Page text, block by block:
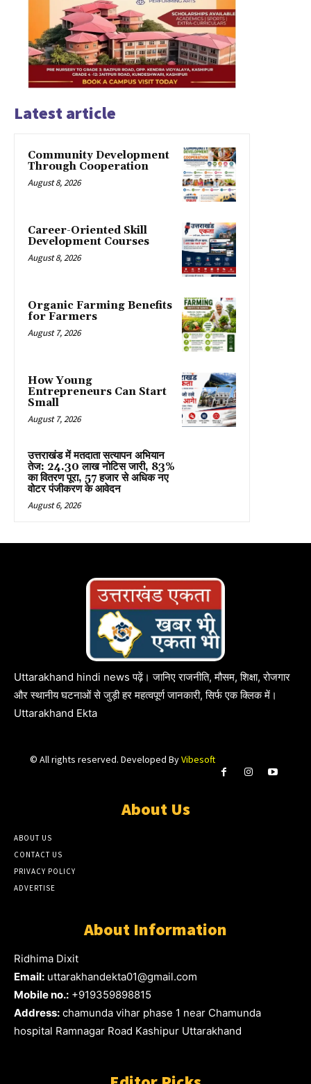
Latest article
Community Development
Through Cooperation
August 8, 2026
Career-Oriented Skill
Development Courses
August 8, 2026
Organic Farming Benefits
for Farmers
August 7, 2026
How Young
Entrepreneurs Can Start
Small
August 7, 2026
उत्तराखंड में मतदाता सत्यापन अभियान
तेज: 24.30 लाख नोटिस जारी, 83%
का वितरण पूरा, 57 हजार से अधिक नए
वोटर पंजीकरण के आवेदन
August 6, 2026
Uttarakhand hindi news पढ़ें। जानिए राजनीति, मौसम, शिक्षा, रोजगार
और स्थानीय घटनाओं से जुड़ी हर महत्वपूर्ण जानकारी, सिर्फ एक क्लिक में।
Uttarakhand Ekta
© All rights reserved. Developed ByVibesoft
About Us
ABOUT US
CONTACT US
PRIVACY POLICY
ADVERTISE
About Information
Ridhima Dixit
Email: uttarakhandekta01@gmail.com
Mobile no.: +919359898815
Address: chamunda vihar phase 1 near Chamunda
hospital Ramnagar Road Kashipur Uttarakhand